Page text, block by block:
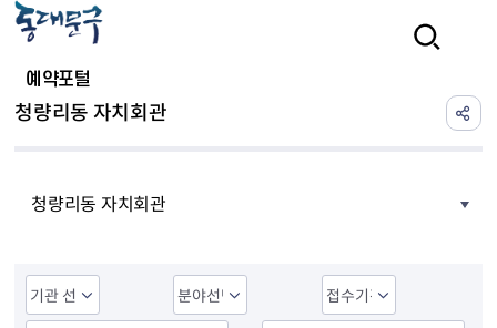
예약포털
청량리동 자치회관
청량리동 자치회관